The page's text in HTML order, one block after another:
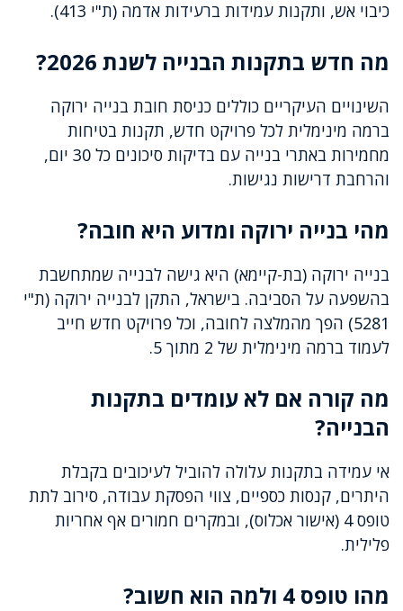
כיבוי אש, ותקנות עמידות ברעידות אדמה (ת"י 413).
מה חדש בתקנות הבנייה לשנת 2026?
השינויים העיקריים כוללים כניסת חובת בנייה ירוקה
ברמה מינימלית לכל פרויקט חדש, תקנות בטיחות
מחמירות באתרי בנייה עם בדיקות סיכונים כל 30 יום,
והרחבת דרישות נגישות.
מהי בנייה ירוקה ומדוע היא חובה?
בנייה ירוקה (בת-קיימא) היא גישה לבנייה שמתחשבת
בהשפעה על הסביבה. בישראל, התקן לבנייה ירוקה (ת"י
5281) הפך מהמלצה לחובה, וכל פרויקט חדש חייב
לעמוד ברמה מינימלית של 2 מתוך 5.
מה קורה אם לא עומדים בתקנות
הבנייה?
אי עמידה בתקנות עלולה להוביל לעיכובים בקבלת
היתרים, קנסות כספיים, צווי הפסקת עבודה, סירוב לתת
טופס 4 (אישור אכלוס), ובמקרים חמורים אף אחריות
פלילית.
מהו טופס 4 ולמה הוא חשוב?